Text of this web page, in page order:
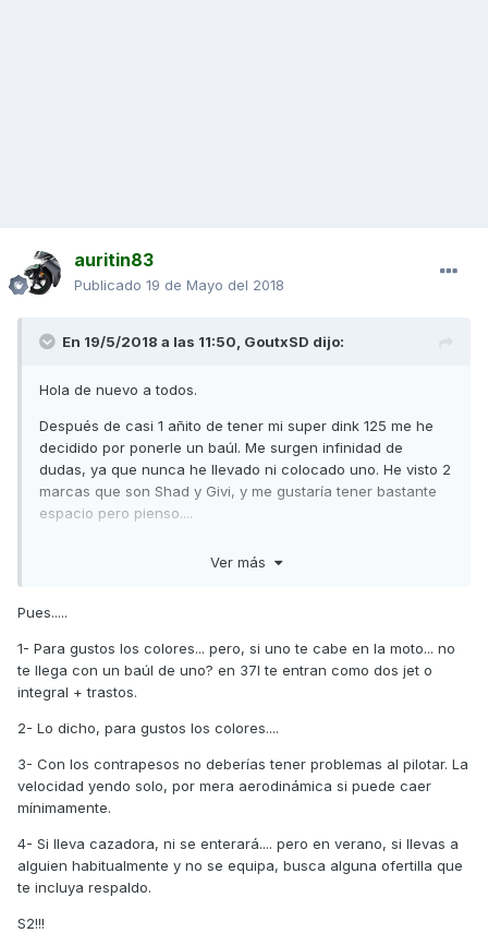
auritin83
Publicado 19 de Mayo del 2018
En 19/5/2018 a las 11:50, GoutxSD dijo:
Hola de nuevo a todos.
Después de casi 1 añito de tener mi super dink 125 me he
decidido por ponerle un baúl. Me surgen infinidad de
dudas, ya que nunca he llevado ni colocado uno. He visto 2
marcas que son Shad y Givi, y me gustaría tener bastante
espacio pero pienso....
¿Afectara a la conducción?
¿Respaldo para copiloto? Si o no....
Si podríais darme vuestras opiniones os lo agradecería.
Gracias !!!
Ver más
Pues.....
1- Para gustos los colores... pero, si uno te cabe en la moto... no
te llega con un baúl de uno? en 37l te entran como dos jet o
integral + trastos.
2- Lo dicho, para gustos los colores....
3- Con los contrapesos no deberías tener problemas al pilotar. La
velocidad yendo solo, por mera aerodinámica si puede caer
mínimamente.
4- Si lleva cazadora, ni se enterará.... pero en verano, si llevas a
alguien habitualmente y no se equipa, busca alguna ofertilla que
te incluya respaldo.
S2!!!